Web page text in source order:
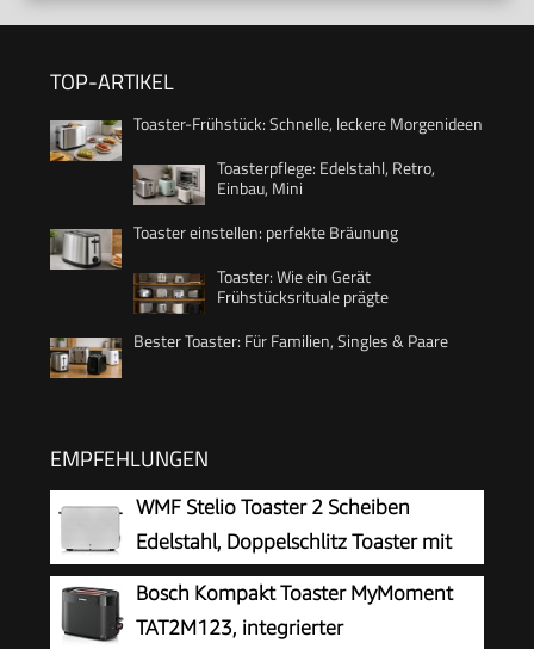
TOP-ARTIKEL
Toaster-Frühstück: Schnelle, leckere Morgenideen
Toasterpflege: Edelstahl, Retro,
Einbau, Mini
Toaster einstellen: perfekte Bräunung
Toaster: Wie ein Gerät
Frühstücksrituale prägte
Bester Toaster: Für Familien, Singles & Paare
EMPFEHLUNGEN
WMF Stelio Toaster 2 Scheiben
Edelstahl, Doppelschlitz Toaster mit
Brötchenaufsatz, Bagel-Funktion, 7
Bräunungsstufen, 900 W, edelstahl matt
Bosch Kompakt Toaster MyMoment
TAT2M123, integrierter